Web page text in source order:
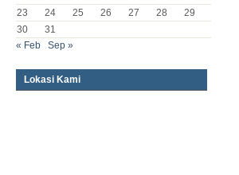
23
24 25 26 27 28
29
30
31
« Feb
Sep »
Lokasi Kami